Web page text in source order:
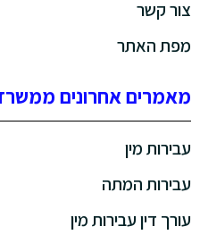
צור קשר
מפת האתר
מאמרים אחרונים
עבירות מין
עבירות המתה
עורך דין עבירות מין